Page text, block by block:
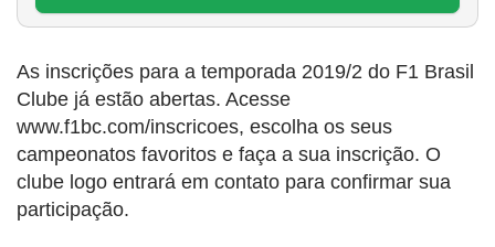
As inscrições para a temporada 2019/2 do F1 Brasil
Clube já estão abertas. Acesse
www.f1bc.com/inscricoes, escolha os seus
campeonatos favoritos e faça a sua inscrição. O
clube logo entrará em contato para confirmar sua
participação.